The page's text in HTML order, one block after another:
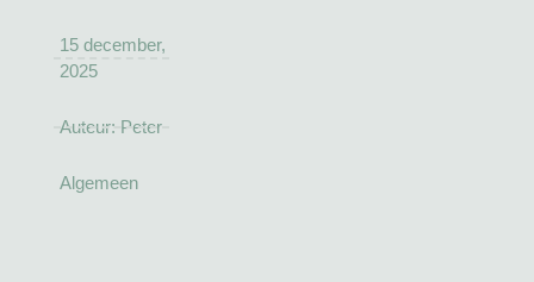
15 december,
2025
Auteur: Peter
Algemeen